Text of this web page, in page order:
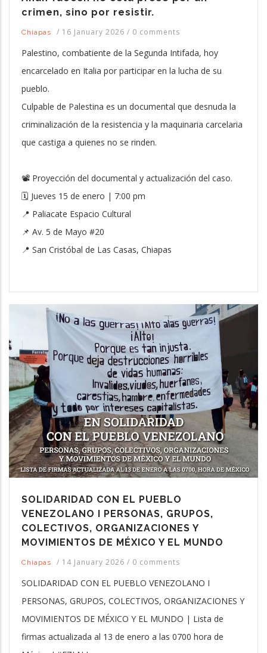
crimen, sino por resistir.
Chiapas / 16 January 2026 / 0 comments
Palestino, combatiente de la Segunda Intifada, hoy
encarcelado en Italia por participar en la lucha de su
pueblo.
Culpable de Palestina es un documental que desnuda la
criminalización de la resistencia y la maquinaria carcelaria
que castiga a quienes no se rinden.
📽 Proyección del documental y actualización del caso.
🗓 Jueves 15 de enero | 7:00 pm
📍 Paliacate Espacio Cultural
📌 Av. 5 de Mayo #20
📍 San Cristóbal de Las Casas, Chiapas
SOLIDARIDAD CON EL PUEBLO
VENEZOLANO I PERSONAS, GRUPOS,
COLECTIVOS, ORGANIZACIONES Y
MOVIMIENTOS DE MÉXICO Y EL MUNDO
Chiapas / 14 January 2026 / 0 comments
SOLIDARIDAD CON EL PUEBLO VENEZOLANO I
PERSONAS, GRUPOS, COLECTIVOS, ORGANIZACIONES Y
MOVIMIENTOS DE MÉXICO Y EL MUNDO | Lista de
firmas actualizada al 13 de enero a las 0700 hora de